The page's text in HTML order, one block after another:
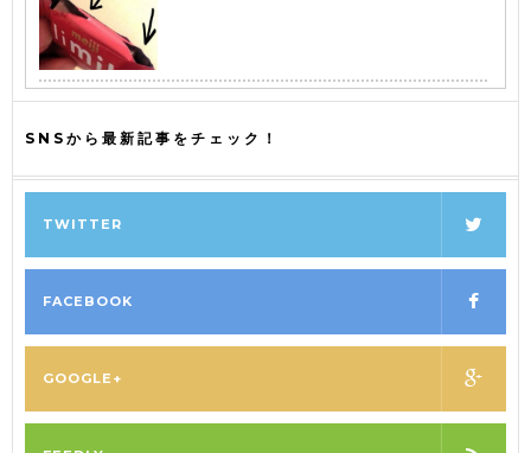
SNSから最新記事をチェック！
TWITTER
FACEBOOK
GOOGLE+